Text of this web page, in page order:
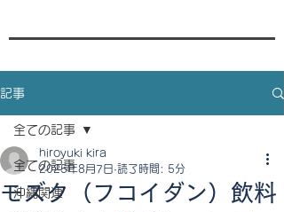
記事
全ての記事
沖縄関連
全ての記事
モズク（フコイダン）飲料
hiroyuki kira
2025年8月7日 読了時間: 5分